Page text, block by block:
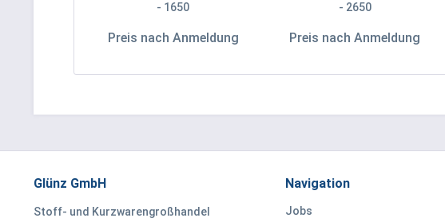
- 1650
Preis nach Anmeldung
- 2650
Preis nach Anmeldung
Glünz GmbH
Stoff- und Kurzwarengroßhandel
Navigation
Jobs